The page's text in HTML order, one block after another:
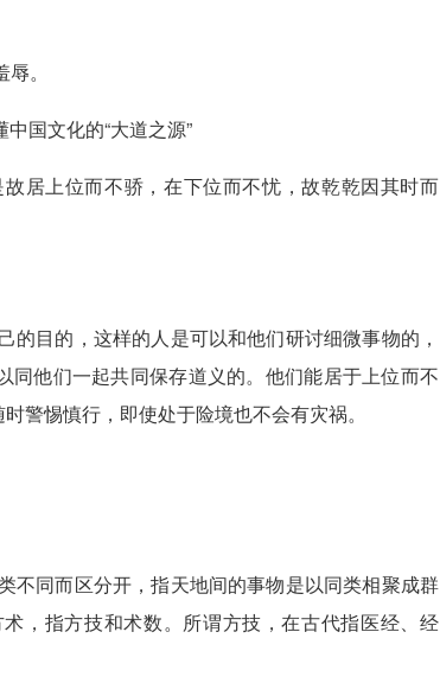
。
居上位而不骄，在下位而不忧，故乾乾因其时而
的目的，这样的人是可以和他们研讨细微事物的，
他们一起共同保存道义的。他们能居于上位而不
警惕慎行，即使处于险境也不会有灾祸。
不同而区分开，指天地间的事物是以同类相聚成群
，指方技和术数。所谓方技，在古代指医经、经